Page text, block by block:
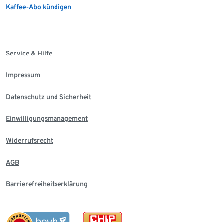
Kaffee-Abo kündigen
Service & Hilfe
Impressum
Datenschutz und Sicherheit
Einwilligungsmanagement
Widerrufsrecht
AGB
Barrierefreiheitserklärung